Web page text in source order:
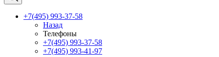
+7(495) 993-37-58
Назад
Телефоны
+7(495) 993-37-58
+7(495) 993-41-97